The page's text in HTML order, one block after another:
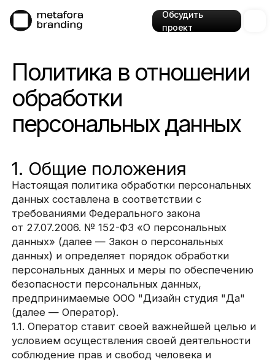
Обсудить
проект
1. Общие положения
данных составлена в соответствии с
требованиями Федерального закона
от 27.07.2006. № 152-ФЗ «О персональных
данных» (далее — Закон о персональных
данных) и определяет порядок обработки
персональных данных и меры по обеспечению
безопасности персональных данных,
предпринимаемые ООО "Дизайн студия "Да"
(далее — Оператор).
1.1. Оператор ставит своей важнейшей целью и
условием осуществления своей деятельности
соблюдение прав и свобод человека и
гражданина при обработке его персональных
данных, в том числе защиты прав на
неприкосновенность частной жизни, личную и
семейную тайну.
1.2. Настоящая политика Оператора в
Политика в отношении
обработки
персональных данных